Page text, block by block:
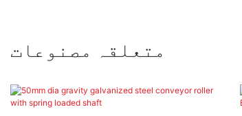
متعلقہ مصنوعات